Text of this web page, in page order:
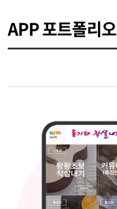
APP 포트폴리오